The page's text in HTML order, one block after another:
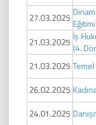
27.03.2025
21.03.2025 İş
(4.
21.03.2025
26.02.2025
24.01.2025